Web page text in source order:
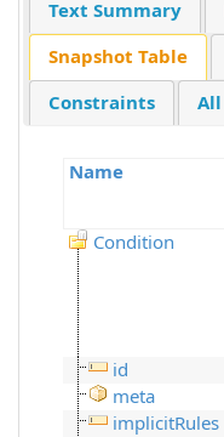
Text Summary
Snapshot Table
Constraints
All
Name
Condition
id
meta
implicitRules